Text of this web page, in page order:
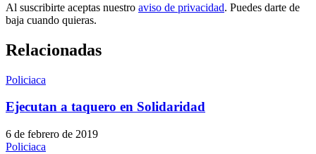
Al suscribirte aceptas nuestro aviso de privacidad. Puedes darte de
baja cuando quieras.
Relacionadas
Policiaca
Ejecutan a taquero en Solidaridad
6 de febrero de 2019
Policiaca